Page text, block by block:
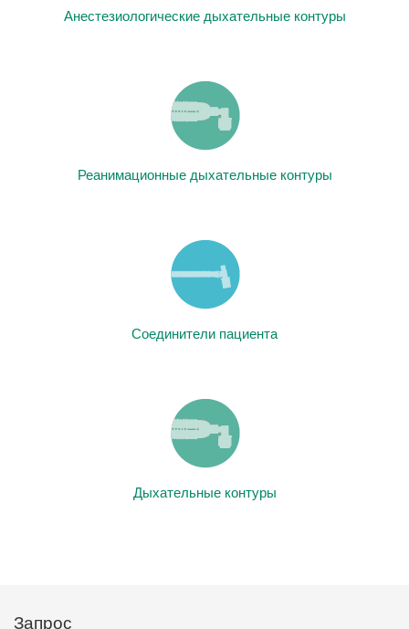
Анестезиологические дыхательные контуры
Реанимационные дыхательные контуры
Соединители пациента
Дыхательные контуры
Запрос